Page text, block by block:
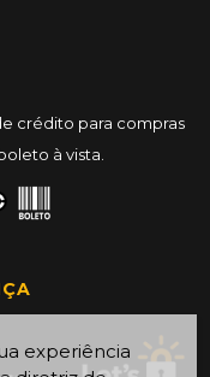
experiência
crédito para compras
à vista.